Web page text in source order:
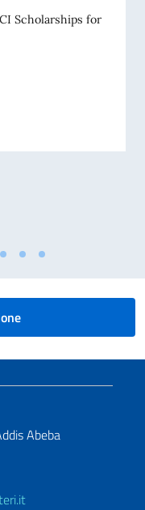
Scholarships for
DI STUDIO
Abeba